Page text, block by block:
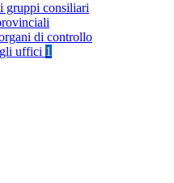
gruppi consiliari
di controllo
uffici 1